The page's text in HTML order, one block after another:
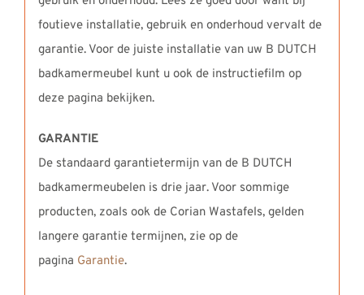
foutieve installatie, gebruik en onderhoud vervalt de
garantie. Voor de juiste installatie van uw B DUTCH
badkamermeubel kunt u ook de instructiefilm op
deze pagina bekijken.
GARANTIE
De standaard garantietermijn van de B DUTCH
badkamermeubelen is drie jaar. Voor sommige
producten, zoals ook de Corian Wastafels, gelden
langere garantie termijnen, zie op de
pagina Garantie.